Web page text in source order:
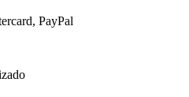
PayPal